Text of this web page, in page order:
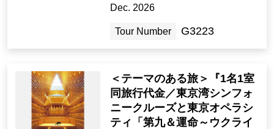
Dec. 2026
Tour Number G3223
＜テーマのある旅＞『1名1室
同旅行代金／東京湾シンフォ
ニークルーズと東京オペラシ
ティ「第九＆運命～ウクライ